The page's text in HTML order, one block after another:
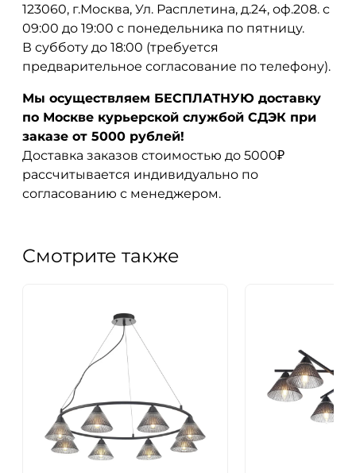
123060, г.Москва, Ул. Расплетина, д.24, оф.208. с
09:00 до 19:00 с понедельника по пятницу.
В субботу до 18:00 (требуется
предварительное согласование по телефону).
Мы осуществляем БЕСПЛАТНУЮ доставку
по Москве курьерской службой СДЭК при
заказе от 5000 рублей!
Доставка заказов стоимостью до 5000₽
рассчитывается индивидуально по
согласованию с менеджером.
Смотрите также